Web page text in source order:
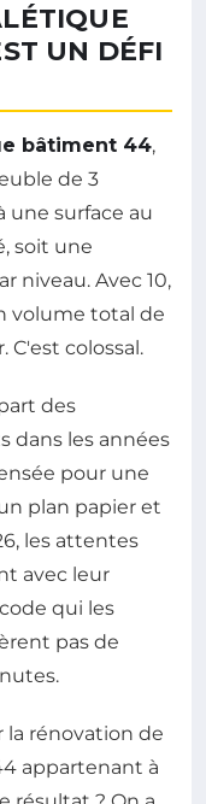
UN DÉFI
bâtiment 44,
de 3
une surface au
soit une
niveau. Avec 10,
volume total de
C'est colossal.
des
dans les années
pour une
plan papier et
les attentes
avec leur
qui les
pas de
la rénovation de
appartenant à